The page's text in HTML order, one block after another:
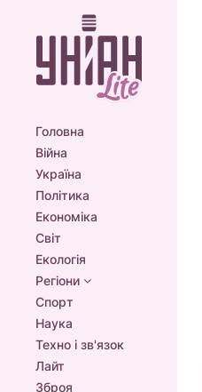
Головна
Війна
Україна
Політика
Економіка
Світ
Екологія
Регіони
Спорт
Наука
Техно і зв'язок
Лайт
Зброя